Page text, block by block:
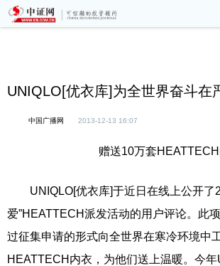
UNIQLO[优衣库]为全世界奋斗在
中国广播网 2013-12-13 16:07
赠送10万套HEATTECH
UNIQLO[优衣库]于近日在线上公开了
爱”HEATTECH派发活动的用户评论。此
过征集申请的形式向全世界在寒冷环境中
HEATTECH内衣，为他们送上温暖。今年